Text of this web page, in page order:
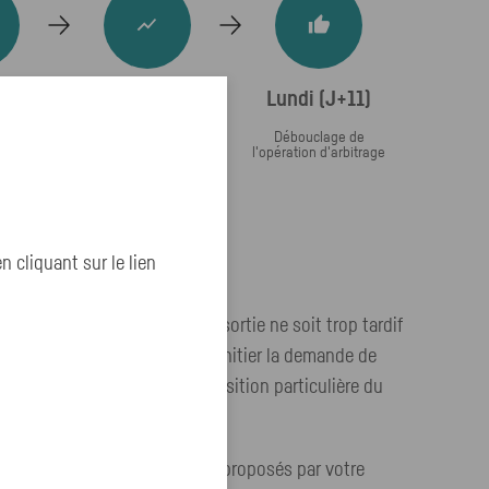
Lundi (J+11)
Débouclage de
l'opération d'arbitrage
de l’opération du fonds de sortie ne soit trop tardif
semaine, il convient d’initier la demande de
fonds d’entrée (sauf disposition particulière du
du fonds).
épargne, parmi les fonds proposés par votre
cliquant sur le lien